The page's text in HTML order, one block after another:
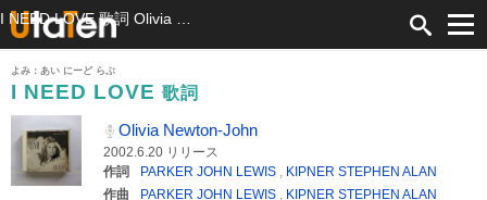
よみ：あい にーど らぶ
I NEED LOVE 歌詞
Olivia Newton-John
2002.6.20 リリース
作詞
PARKER JOHN LEWIS , KIPNER STEPHEN ALAN
作曲
PARKER JOHN LEWIS , KIPNER STEPHEN ALAN